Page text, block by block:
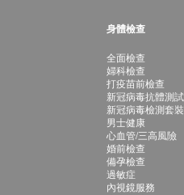
身體檢查
全面檢查
婦科檢查
打疫苗前檢查
新冠病毒抗體測試
新冠病毒檢測套裝
男士健康
心血管/三高風險
婚前檢查
備孕檢查
過敏症
內視鏡服務